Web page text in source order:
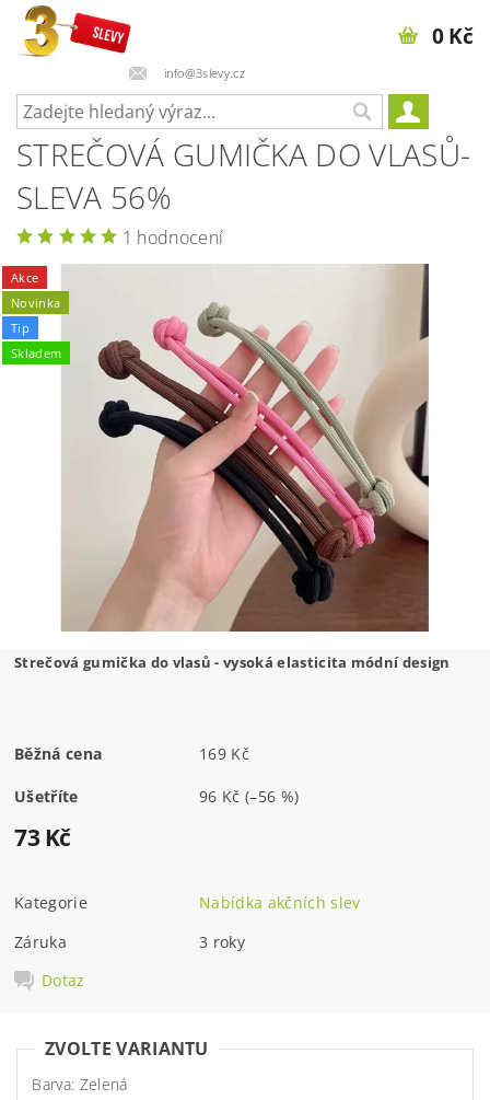
info@3slevy.cz
0 Kč
STREČOVÁ GUMIČKA DO VLASŮ-
SLEVA 56%
1 hodnocení
Akce
Novinka
Tip
Skladem
Strečová gumička do vlasů - vysoká elasticita módní design
Běžná cena 169 Kč
Ušetříte 96 Kč(–56 %)
73 Kč
Kategorie
Nabídka akčních slev
Záruka
3 roky
Dotaz
ZVOLTE VARIANTU
Barva: Zelená